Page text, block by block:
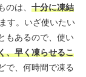
は、 十分に凍結
す。いざ使いたい
もあるので、使い
、早く凍らせるこ
で、何時間で凍る